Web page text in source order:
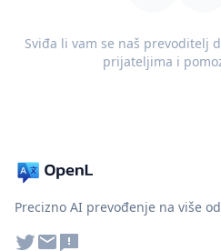
Sviđa li vam se naš prevoditelj
prijateljima i
Precizno AI prevođenje na više